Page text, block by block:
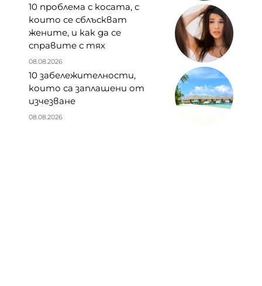
10 проблема с косата, с
които се сблъскват
жените, и как да се
справите с тях
08.08.2026
10 забележителности,
които са заплашени от
изчезване
08.08.2026